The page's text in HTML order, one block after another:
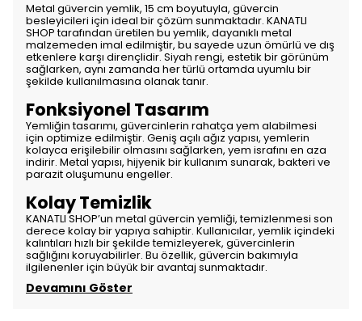
Metal güvercin yemlik, 15 cm boyutuyla, güvercin
besleyicileri için ideal bir çözüm sunmaktadır. KANATLI
SHOP tarafından üretilen bu yemlik, dayanıklı metal
malzemeden imal edilmiştir, bu sayede uzun ömürlü ve dış
etkenlere karşı dirençlidir. Siyah rengi, estetik bir görünüm
sağlarken, aynı zamanda her türlü ortamda uyumlu bir
şekilde kullanılmasına olanak tanır.
Fonksiyonel Tasarım
Yemliğin tasarımı, güvercinlerin rahatça yem alabilmesi
için optimize edilmiştir. Geniş açılı ağız yapısı, yemlerin
kolayca erişilebilir olmasını sağlarken, yem israfını en aza
indirir. Metal yapısı, hijyenik bir kullanım sunarak, bakteri ve
parazit oluşumunu engeller.
Kolay Temizlik
KANATLI SHOP’un metal güvercin yemliği, temizlenmesi son
derece kolay bir yapıya sahiptir. Kullanıcılar, yemlik içindeki
kalıntıları hızlı bir şekilde temizleyerek, güvercinlerin
sağlığını koruyabilirler. Bu özellik, güvercin bakımıyla
ilgilenenler için büyük bir avantaj sunmaktadır.
Devamını Göster